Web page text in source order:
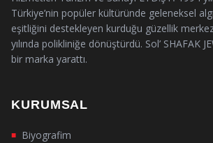
Türkiye’nin popüler kültüründe geleneksel
eşitliğini destekleyen kurduğu güzellik
yılında polikliniğe dönüştürdü. Sol’ SHAFAK
bir marka yarattı.
KURUMSAL
■ Biyografim